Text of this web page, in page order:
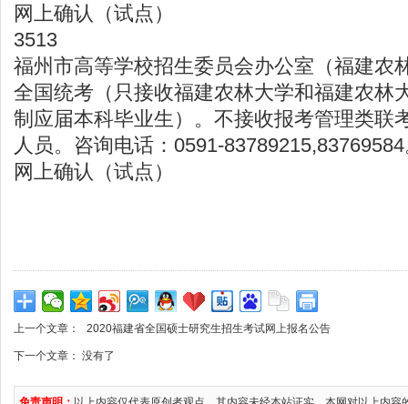
网上确认（试点）
3513
福州市高等学校招生委员会办公室（福建农
全国统考（只接收福建农林大学和福建农林
制应届本科毕业生）。不接收报考管理类联
人员。咨询电话：0591-
网上确认（试点）
上一个文章： 2020福建省全国硕士研究生招生考试网上报名公告
下一个文章： 没有了